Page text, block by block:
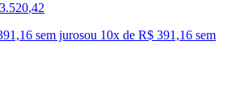
3.520,42
sem jurosou 10x de R$ 391,16 sem